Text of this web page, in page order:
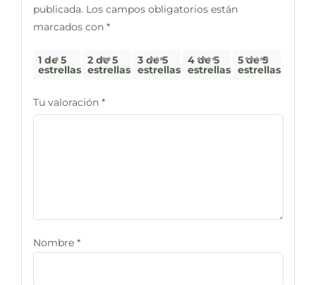
publicada. Los campos obligatorios están
marcados con *
1 de 5
estrellas
2 de 5
estrellas
3 de 5
estrellas
4 de 5
estrellas
5 de 5
estrellas
Tu valoración *
Nombre *